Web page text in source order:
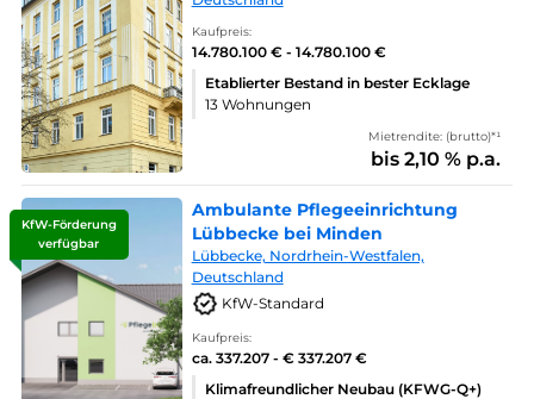
Kaufpreis:
14.780.100 € - 14.780.100 €
Etablierter Bestand in bester Ecklage
13 Wohnungen
Mietrendite: (brutto)*¹
bis 2,10 % p.a.
KfW-Förderung
verfügbar
Ambulante Pflegeeinrichtung
Lübbecke bei Minden
Lübbecke, Nordrhein-Westfalen,
Deutschland
KfW-Standard
Kaufpreis:
ca. 337.207 - € 337.207 €
Klimafreundlicher Neubau (KFWG-Q+)